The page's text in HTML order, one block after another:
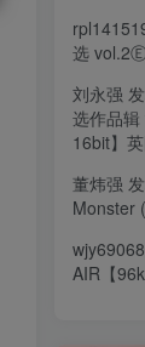
选
刘永强
选作品
16bit】
董炜强
Monster
AIR【